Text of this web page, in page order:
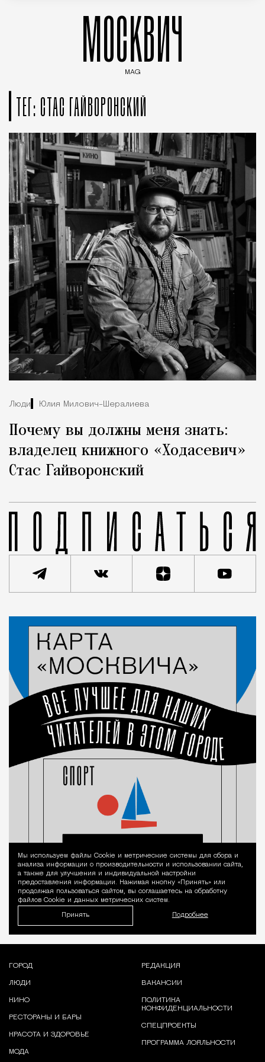
МОСКВИЧ
MAG
ТЕГ: СТАС ГАЙВОРОНСКИЙ
Люди Юлия Милович-Шералиева
Почему вы должны меня знать:
владелец книжного «Ходасевич»
Стас Гайворонский
Уведомление
Мы используем файлы Сookie и метрические системы для сбора и
анализа информации о производительности и использовании сайта,
а также для улучшения и индивидуальной настройки
предоставления информации. Нажимая кнопку «Принять» или
продолжая пользоваться сайтом, вы соглашаетесь на обработку
файлов Cookie и данных метрических систем.
Принять Подробнее
ГОРОД
ЛЮДИ
КИНО
РЕСТОРАНЫ И БАРЫ
КРАСОТА И ЗДОРОВЬЕ
МОДА
РЕДАКЦИЯ
ВАКАНСИИ
ПОЛИТИКА
КОНФИДЕНЦИАЛЬНОСТИ
СПЕЦПРОЕКТЫ
ПРОГРАММА ЛОЯЛЬНОСТИ